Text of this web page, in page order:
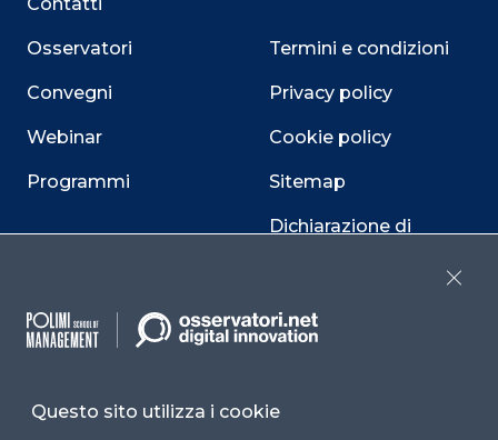
Osservatori
Convegni
Webinar
Programmi
Termini e condizioni
Privacy policy
Cookie policy
Sitemap
Dichiarazione di
Facebook LinkedIn
Questo sito utilizza i cookie